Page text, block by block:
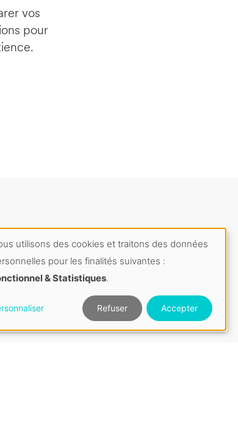
vos
pour
utilisons des cookies et traitons des données
pour les finalités suivantes :
& Statistiques.
Refuser Accepter